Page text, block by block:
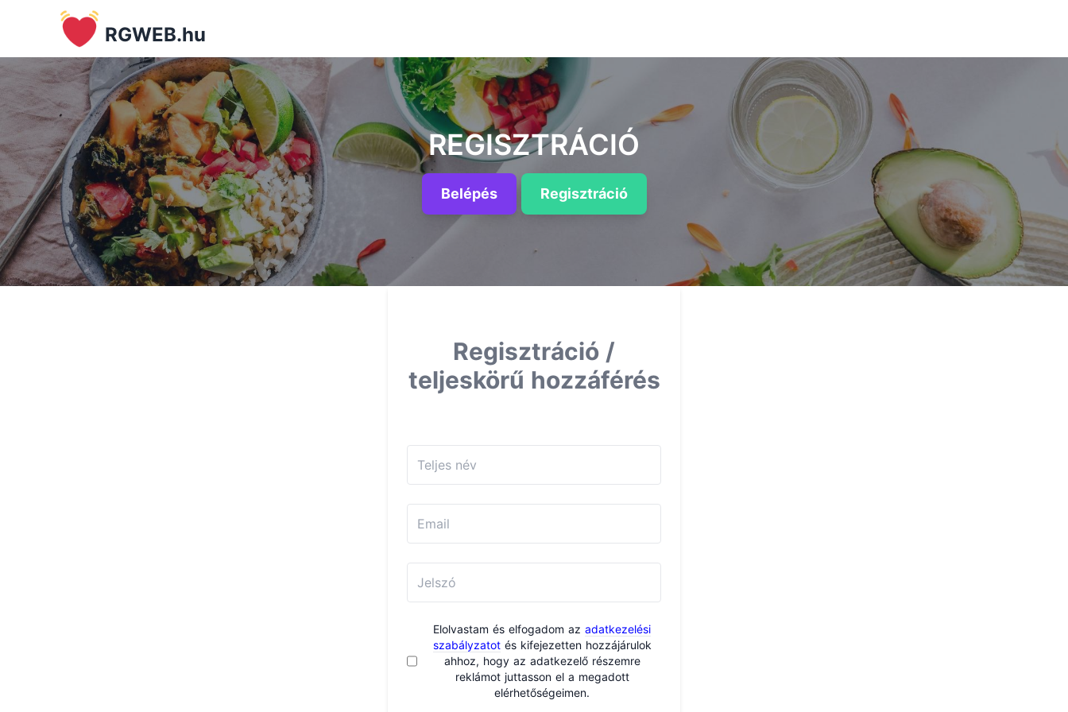
RGWEB.hu
REGISZTRÁCIÓ
Belépés Regisztráció
Regisztráció /
teljeskörű hozzáférés
Elolvastam és elfogadom azadatkezelési
szabályzatotés kifejezetten hozzájárulok
ahhoz, hogy az adatkezelő részemre
reklámot juttasson el a megadott
elérhetőségeimen.